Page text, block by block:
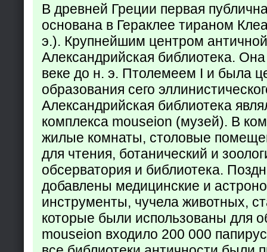
В древней Греции первая
основана в Гераклее тираном
э.). Крупнейшим центром
Александрийская библиотека.
веке до н. э. Птолемеем I и была
образования сего
Александрийская библиотека
комплекса mouseion (музей). В
жилые комнаты, столовые
для чтения, ботанический и
обсерватория и библиотека.
добавлены медицинские и
инструменты, чучела животных,
которые были использованы для
mouseion входило 200 000